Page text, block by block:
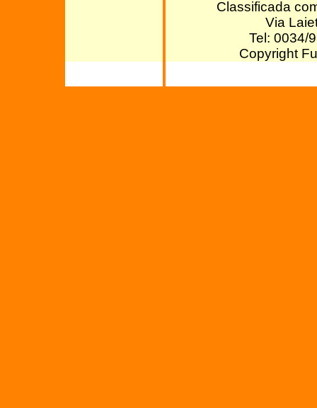
Classificada
Via
Tel: 0034/
Copyright